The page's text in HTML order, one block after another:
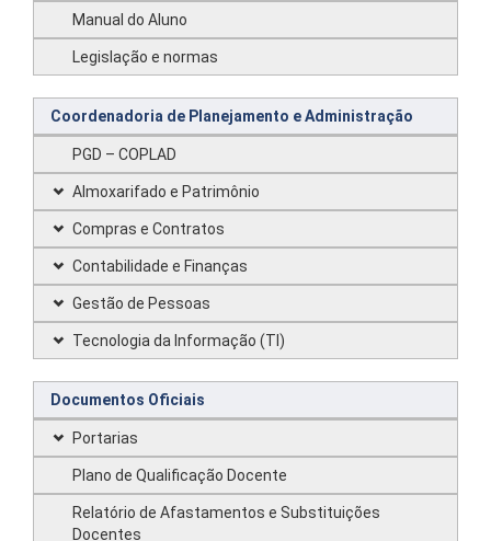
Manual do Aluno
Legislação e normas
Coordenadoria de Planejamento e Administração
PGD – COPLAD
Almoxarifado e Patrimônio
Compras e Contratos
Contabilidade e Finanças
Gestão de Pessoas
Tecnologia da Informação (TI)
Documentos Oficiais
Portarias
Plano de Qualificação Docente
Relatório de Afastamentos e Substituições
Docentes